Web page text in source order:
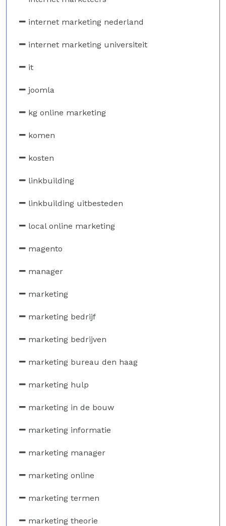
internet marketing nederland
internet marketing universiteit
it
joomla
kg online marketing
komen
kosten
linkbuilding
linkbuilding uitbesteden
local online marketing
magento
manager
marketing
marketing bedrijf
marketing bedrijven
marketing bureau den haag
marketing hulp
marketing in de bouw
marketing informatie
marketing manager
marketing online
marketing termen
marketing theorie